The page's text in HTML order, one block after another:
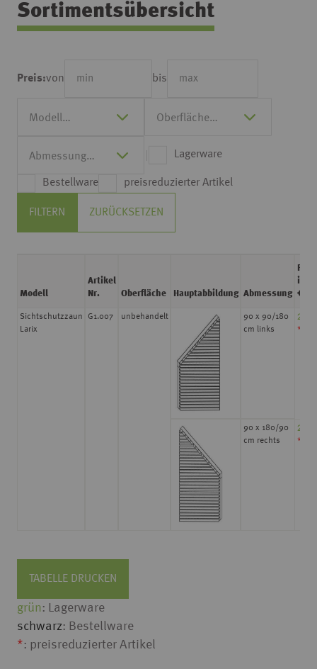
Sortimentsübersicht
Preis:von bis
Lagerware
Bestellware preisreduzierter Artikel
FILTERN ZURÜCKSETZEN
Sichtschutzzaun
Larix
G1.007 unbehandelt
90 x 90/180
cm links
*
90 x 180/90
cm rechts
*
Modell
Artikel
Nr.
Oberfläche Hauptabbildung Abmessung
in
€ /
TABELLE DRUCKEN
grün: Lagerware
schwarz: Bestellware
*: preisreduzierter Artikel